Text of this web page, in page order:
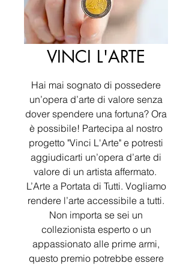
VINCI L'ARTE
Hai mai sognato di possedere
un’opera d’arte di valore senza
dover spendere una fortuna? Ora
è possibile! Partecipa al nostro
progetto "Vinci L'Arte" e potresti
aggiudicarti un’opera d’arte di
valore di un artista affermato.
L’Arte a Portata di Tutti. Vogliamo
rendere l’arte accessibile a tutti.
Non importa se sei un
collezionista esperto o un
appassionato alle prime armi,
questo premio potrebbe essere